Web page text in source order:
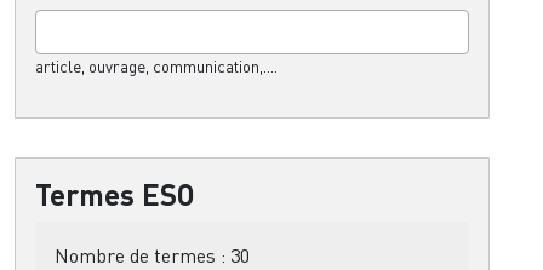
article, ouvrage, communication,....
Termes ESO
Nombre de termes : 30